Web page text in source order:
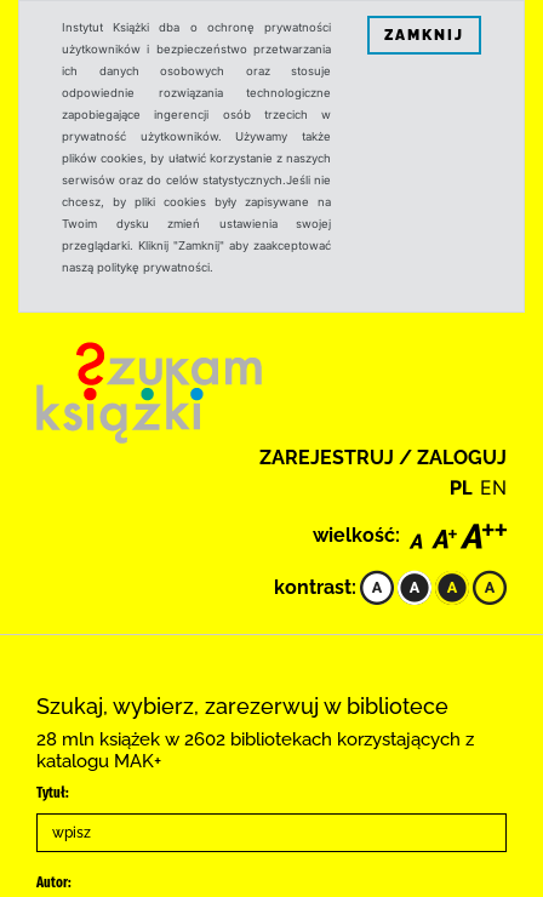
Instytut Książki dba o ochronę prywatności
użytkowników i bezpieczeństwo przetwarzania
ich danych osobowych oraz stosuje
odpowiednie rozwiązania technologiczne
zapobiegające ingerencji osób trzecich w
prywatność użytkowników. Używamy także
plików cookies, by ułatwić korzystanie z naszych
serwisów oraz do celów statystycznych.Jeśli nie
chcesz, by pliki cookies były zapisywane na
Twoim dysku zmień ustawienia swojej
przeglądarki. Kliknij "Zamknij" aby zaakceptować
naszą politykę prywatności.
ZAMKNIJ
ZAREJESTRUJ / ZALOGUJ
PL EN
wielkość:
kontrast:
Szukaj, wybierz, zarezerwuj w bibliotece
28 mln książek w 2602 bibliotekach korzystających z
katalogu MAK+
Tytuł:
Autor: